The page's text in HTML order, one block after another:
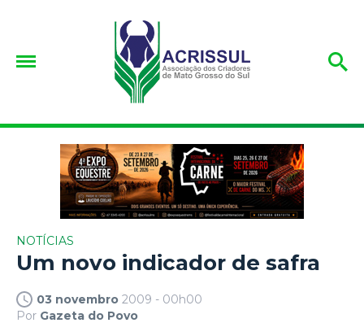
NOTÍCIAS
Um novo indicador de safra
03 novembro 2009 - 00h00
Por Gazeta do Povo